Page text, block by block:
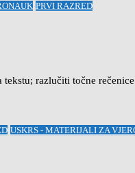
PRVI RAZRED
razlučiti točne
USKRS - MATERIJALI ZA